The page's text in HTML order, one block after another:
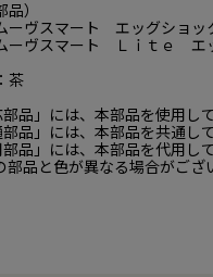
品）
ーヴスマート エッグショ
ーヴスマート Ｌｉｔｅ エ
茶
品」には、本部品を使用し
品」には、本部品を共通し
品」には、本部品を代用し
部品と色が異なる場合がござ